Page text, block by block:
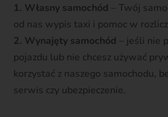
1. Własny samochód
– Twój
od nas wypis taxi i pomoc w
2. Wynajęty samochód
– jeśli nie
pojazdu lub nie chcesz używać
korzystać z naszego samochodu,
serwis czy ubezpieczenie.